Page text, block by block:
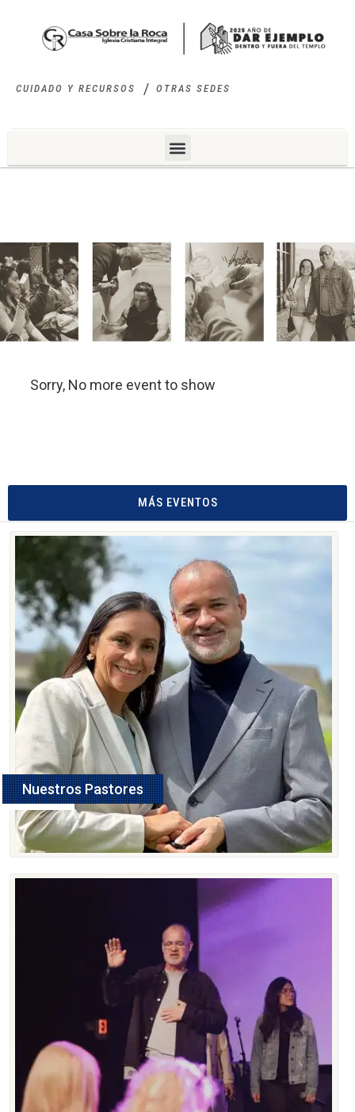
CUIDADO Y RECURSOS OTRAS SEDES
Sorry, No more event to show
MÁS EVENTOS
Ver Más
Nuestros Pastores